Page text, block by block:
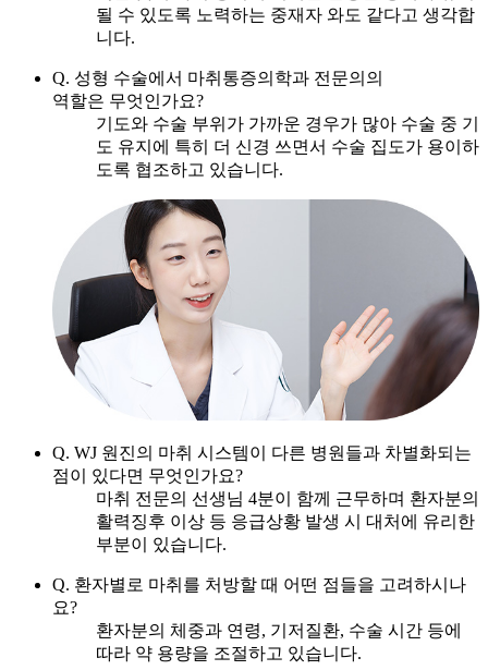
될 수 있도록 노력하는 중재자 와도 같다고 생각합
니다.
Q. 성형 수술에서 마취통증의학과 전문의의
역할은 무엇인가요?
기도와 수술 부위가 가까운 경우가 많아 수술 중 기
도 유지에 특히 더 신경 쓰면서 수술 집도가 용이하
도록 협조하고 있습니다.
Q. WJ 원진의 마취 시스템이 다른 병원들과 차별화되는
점이 있다면 무엇인가요?
마취 전문의 선생님 4분이 함께 근무하며 환자분의
활력징후 이상 등 응급상황 발생 시 대처에 유리한
부분이 있습니다.
Q. 환자별로 마취를 처방할 때 어떤 점들을 고려하시나
요?
환자분의 체중과 연령, 기저질환, 수술 시간 등에
따라 약 용량을 조절하고 있습니다.